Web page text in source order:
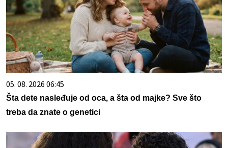
05. 08. 2026 06:45
Šta dete nasleđuje od oca, a šta od majke? Sve što
treba da znate o genetici